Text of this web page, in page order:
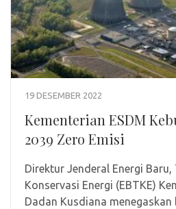
19 DESEMBER 2022
Kementerian ESDM
2039 Zero Emisi
Direktur Jenderal Energi
Konservasi Energi (EBTKE)
Dadan Kusdiana